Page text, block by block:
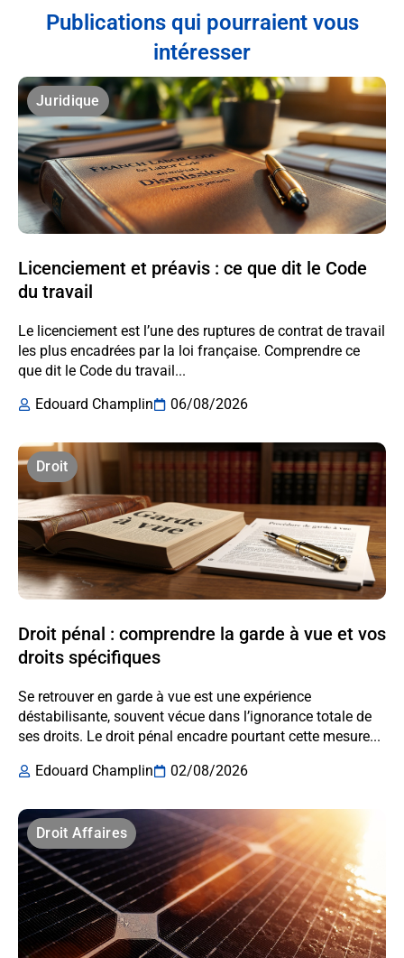
Publications qui pourraient vous
intéresser
Juridique
Licenciement et préavis : ce que dit le Code
du travail
Le licenciement est l’une des ruptures de contrat de travail
les plus encadrées par la loi française. Comprendre ce
que dit le Code du travail...
Edouard Champlin
06/08/2026
Droit
Droit pénal : comprendre la garde à vue et vos
droits spécifiques
Se retrouver en garde à vue est une expérience
déstabilisante, souvent vécue dans l’ignorance totale de
ses droits. Le droit pénal encadre pourtant cette mesure...
Edouard Champlin
02/08/2026
Droit Affaires